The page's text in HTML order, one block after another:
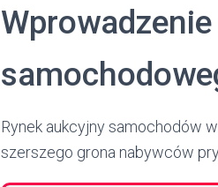
Rynek aukcyjny samochodów
szerszego grona nabywców